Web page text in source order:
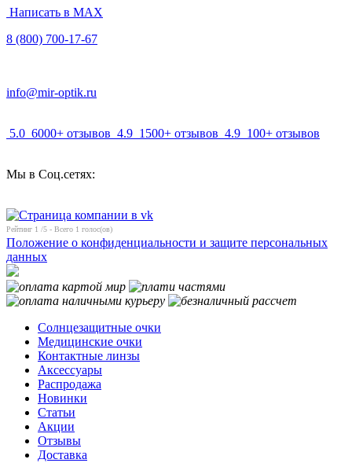
Написать в MAX
8 (800) 700-17-67
info@mir-optik.ru
5.0 6000+ отзывов 4.9 1500+ отзывов 4.9 100+ отзывов
Мы в Соц.сетях:
Рейтинг 1 /5 - Всего 1 голос(ов)
Положение о конфиденциальности и защите персональных
данных
Солнцезащитные очки
Медицинские очки
Контактные линзы
Аксессуары
Распродажа
Новинки
Статьи
Акции
Отзывы
Доставка